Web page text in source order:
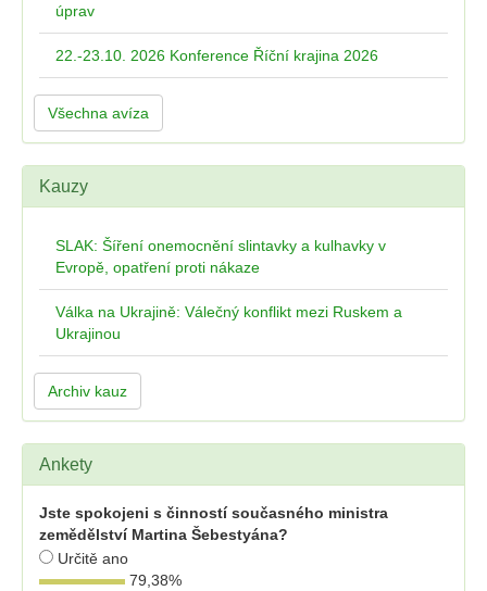
úprav
22.-23.10. 2026 Konference Říční krajina 2026
Všechna avíza
Kauzy
SLAK: Šíření onemocnění slintavky a kulhavky v
Evropě, opatření proti nákaze
Válka na Ukrajině: Válečný konflikt mezi Ruskem a
Ukrajinou
Archiv kauz
Ankety
Jste spokojeni s činností současného ministra
zemědělství Martina Šebestyána?
Určitě ano
79,38%